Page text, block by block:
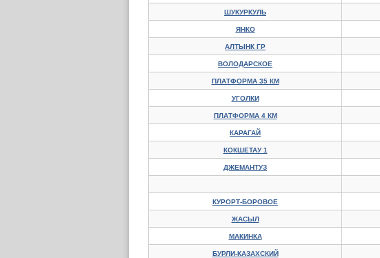
ШУКУРКУЛЬ
ЯНКО
АЛТЫНК ГР
ВОЛОДАРСКОЕ
ПЛАТФОРМА 35 КМ
УГОЛКИ
ПЛАТФОРМА 4 КМ
КАРАГАЙ
КОКШЕТАУ 1
ДЖЕМАНТУЗ
КУРОРТ-БОРОВОЕ
ЖАСЫЛ
МАКИНКА
БУРЛИ-КАЗАХСКИЙ